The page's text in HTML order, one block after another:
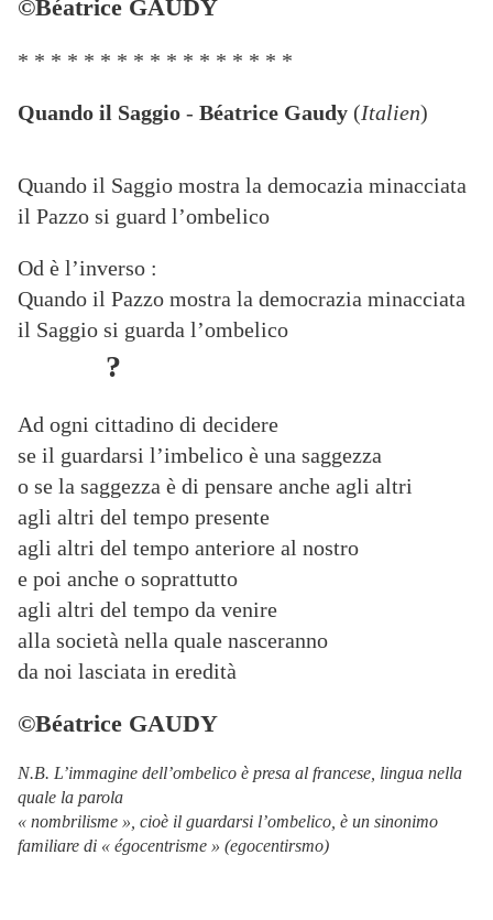
©Béatrice GAUDY
* * * * * * * * * * * * * * * * *
Quando il Saggio - Béatrice Gaudy (Italien)
Quando il Saggio mostra la democazia minacciata
il Pazzo si guard l’ombelico
Od è l’inverso :
Quando il Pazzo mostra la democrazia minacciata
il Saggio si guarda l’ombelico
?
Ad ogni cittadino di decidere
se il guardarsi l’imbelico è una saggezza
o se la saggezza è di pensare anche agli altri
agli altri del tempo presente
agli altri del tempo anteriore al nostro
e poi anche o soprattutto
agli altri del tempo da venire
alla società nella quale nasceranno
da noi lasciata in eredità
©Béatrice GAUDY
N.B. L’immagine dell’ombelico è presa al francese, lingua nella
quale la parola
« nombrilisme », cioè il guardarsi l’ombelico, è un sinonimo
familiare di « égocentrisme » (egocentirsmo)